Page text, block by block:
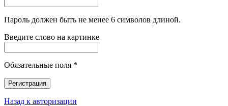
Пароль должен быть не менее 6 символов длиной.
Введите слово на картинке
Обязательные поля *
Регистрация
Назад к авторизации